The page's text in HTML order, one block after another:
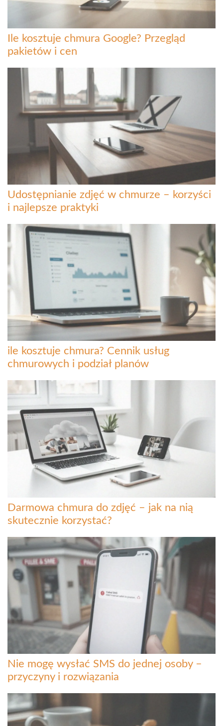
Ile kosztuje chmura Google? Przegląd
pakietów i cen
Udostępnianie zdjęć w chmurze – korzyści
i najlepsze praktyki
ile kosztuje chmura? Cennik usług
chmurowych i podział planów
Darmowa chmura do zdjęć – jak na nią
skutecznie korzystać?
Nie mogę wysłać SMS do jednej osoby –
przyczyny i rozwiązania